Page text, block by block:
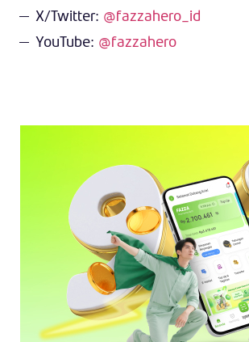
X/Twitter: @fazzahero_id
YouTube: @fazzahero